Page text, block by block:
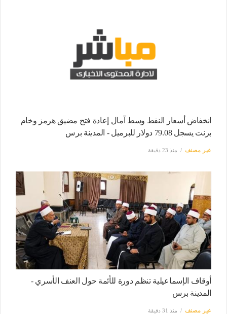
انخفاض أسعار النفط وسط آمال إعادة فتح مضيق هرمز وخام
برنت يسجل 79.08 دولار للبرميل - المدينة برس
غير مصنف منذ 23 دقيقة
أوقاف الإسماعيلية تنظم دورة للأئمة حول العنف الأسري -
المدينة برس
غير مصنف منذ 31 دقيقة